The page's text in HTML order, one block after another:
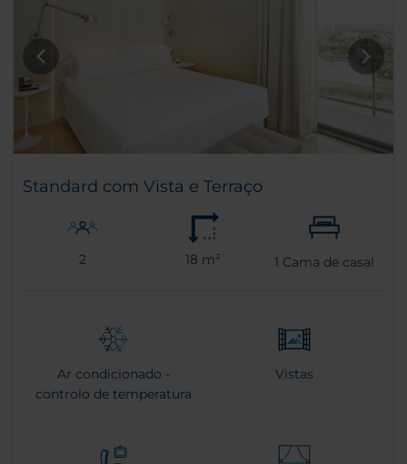
Standard com Vista e Terraço
2 18 m² 1 Cama de casal
Ar condicionado -
controlo de temperatura
Vistas